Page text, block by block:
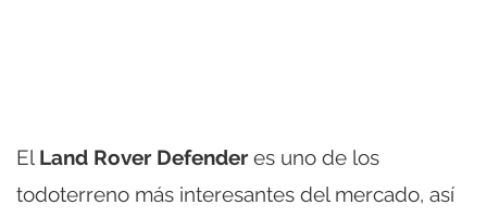
El Land Rover Defender es uno de los
todoterreno más interesantes del mercado, así